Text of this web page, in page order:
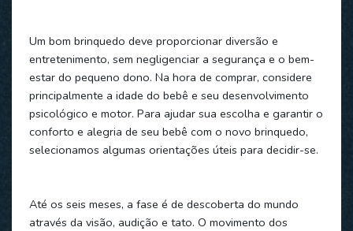
Um bom brinquedo deve proporcionar diversão e
entretenimento, sem negligenciar a segurança e o bem-
estar do pequeno dono. Na hora de comprar, considere
principalmente a idade do bebê e seu desenvolvimento
psicológico e motor. Para ajudar sua escolha e garantir o
conforto e alegria de seu bebê com o novo brinquedo,
selecionamos algumas orientações úteis para decidir-se.
Até os seis meses, a fase é de descoberta do mundo
através da visão, audição e tato. O movimento dos